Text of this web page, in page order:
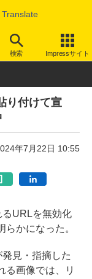
Translate
検索 Impressサイト
ス
り付けて宣
年7月22日 10:55
URLを無効化
かになった。
見・指摘した
る画像では、リ